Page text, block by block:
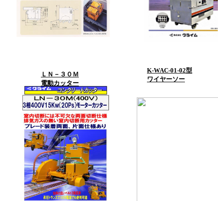
K-WAC-01-02型
ワイヤーソー
ＬＮ－３０Ｍ
電動カッター